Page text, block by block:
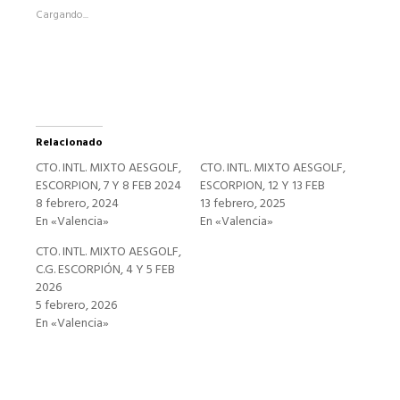
en
Cargando...
Relacionado
CTO. INTL. MIXTO AESGOLF,
ESCORPION, 7 Y 8 FEB 2024
8 febrero, 2024
En «Valencia»
CTO. INTL. MIXTO AESGOLF,
ESCORPION, 12 Y 13 FEB
13 febrero, 2025
En «Valencia»
CTO. INTL. MIXTO AESGOLF,
C.G. ESCORPIÓN, 4 Y 5 FEB
2026
5 febrero, 2026
En «Valencia»